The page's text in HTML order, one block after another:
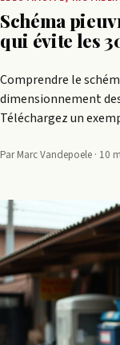
Schéma
qui évite les
Comprendre le
dimensionnement
Téléchargez un
Par Marc Vandepoele · 10